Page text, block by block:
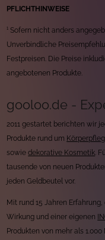
PFLICHTHINWEISE
¹ Sofern nicht anders
Unverbindliche
Festpreisen. Die Preise
angebotenen Produkte.
gooloo.de -
2011 gestartet berichten wir
Produkte rund um
sowiedekorative Kosmetik .
tausende von neuen
jeden Geldbeutel vor.
Mit rund 15 Jahren
Wirkung und einer eigenen
Produkten von mehr als